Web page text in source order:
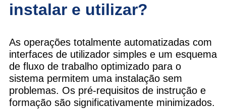
instalar e utilizar?
As operações totalmente automatizadas com
interfaces de utilizador simples e um esquema
de fluxo de trabalho optimizado para o
sistema permitem uma instalação sem
problemas. Os pré-requisitos de instrução e
formação são significativamente minimizados.